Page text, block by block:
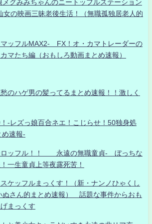
メグみみちゃんのニートッフルステーション
女の映画三昧老後生活！（無職孤独居老人的
ッフルMAX2- FX！オ・カマトレーダーの
マたち編（おもしろ動画まとめ速報）
のハゲ男の髪ってるまとめ速報！！激しく
-レズっ娘百合ネエ！こじらせ！50独身処
め速報-
ロッフル！！ 永遠の無職童貞- ぼっちな
一生童貞上等夜露死苦！
ケッフルまっくす！（新・ナンノひゃくし
ぬさん的まとめ速報） 話題な事件からおも
まっくす